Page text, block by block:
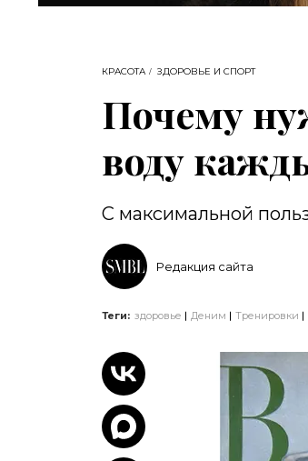
КРАСОТА ЗДОРОВЬЕ И СПОРТ
Почему
воду
С максимальной
Редакция сайта
Теги: здоровье Деним Тренировки